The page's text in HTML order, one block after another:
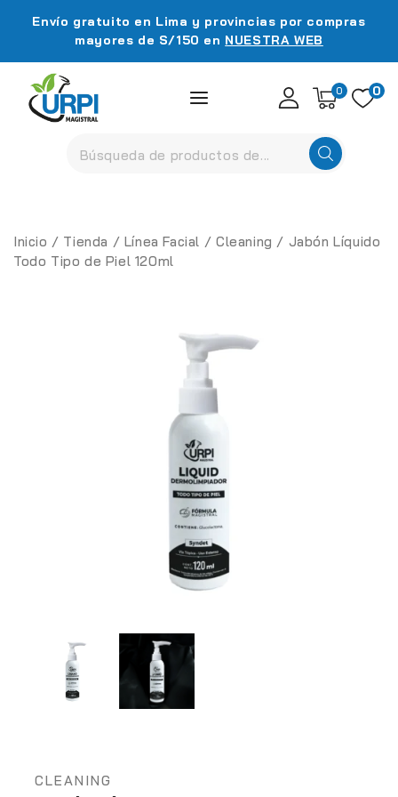
Envío gratuito en Lima y provincias por compras
mayores de S/150 en NUESTRA WEB
0 0
Inicio / Tienda / Línea Facial / Cleaning / Jabón Líquido
Todo Tipo de Piel 120ml
CLEANING